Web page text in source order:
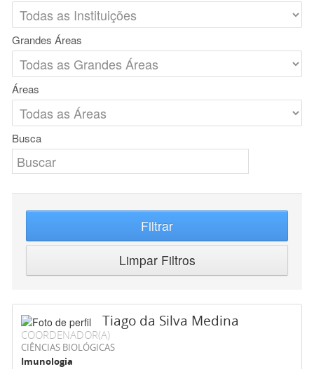
Grandes Áreas
Áreas
Busca
Filtrar
Limpar Filtros
Tiago da Silva Medina
COORDENADOR(A)
CIÊNCIAS BIOLÓGICAS
Imunologia